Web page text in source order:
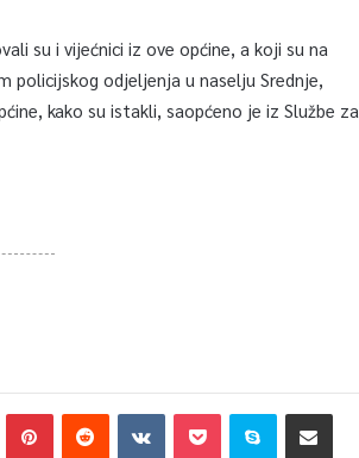
su i vijećnici iz ove općine, a koji su na
policijskog odjeljenja u naselju Srednje,
kako su istakli, saopćeno je iz Službe za